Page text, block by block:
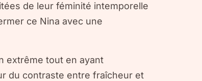
de leur féminité intemporelle
ce Nina avec une
extrême tout en ayant
du contraste entre fraîcheur et